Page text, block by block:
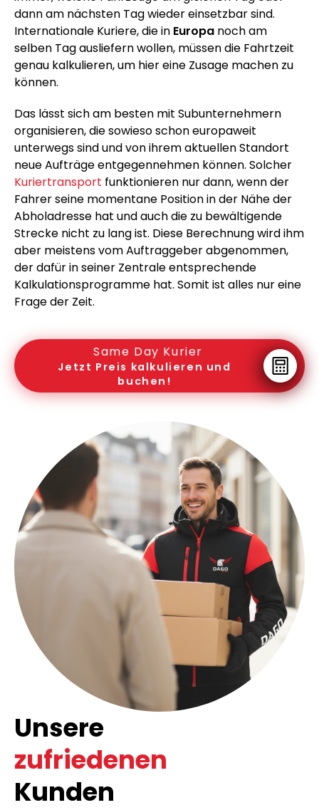
dann am nächsten Tag wieder einsetzbar sind.
Internationale Kuriere, die in Europa noch am
selben Tag ausliefern wollen, müssen die Fahrtzeit
genau kalkulieren, um hier eine Zusage machen zu
können.
Das lässt sich am besten mit Subunternehmern
organisieren, die sowieso schon europaweit
unterwegs sind und von ihrem aktuellen Standort
neue Aufträge entgegennehmen können. Solcher
Kuriertransport funktionieren nur dann, wenn der
Fahrer seine momentane Position in der Nähe der
Abholadresse hat und auch die zu bewältigende
Strecke nicht zu lang ist. Diese Berechnung wird ihm
aber meistens vom Auftraggeber abgenommen,
der dafür in seiner Zentrale entsprechende
Kalkulationsprogramme hat. Somit ist alles nur eine
Frage der Zeit.
Same Day Kurier
Jetzt Preis kalkulieren und
buchen!
Unsere
zufriedenen
Kunden